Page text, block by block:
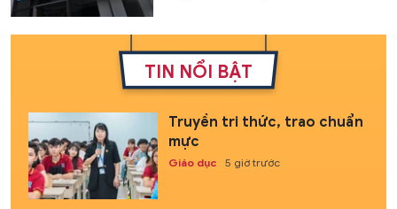
TIN NỔI BẬT
Truyền tri thức, trao chuẩn
mực
Giáo dục 5 giờ trước